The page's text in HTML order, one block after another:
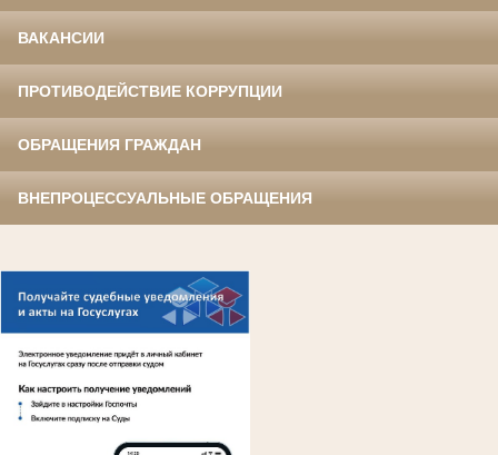
ВАКАНСИИ
ПРОТИВОДЕЙСТВИЕ КОРРУПЦИИ
ОБРАЩЕНИЯ ГРАЖДАН
ВНЕПРОЦЕССУАЛЬНЫЕ ОБРАЩЕНИЯ